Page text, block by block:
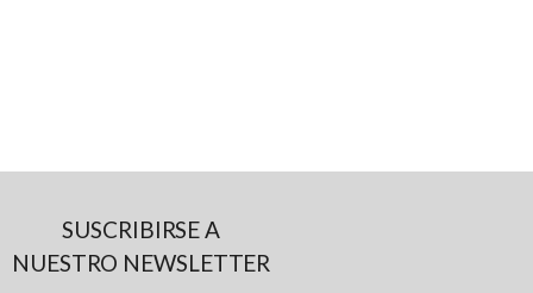
SUSCRIBIRSE A
NUESTRO NEWSLETTER